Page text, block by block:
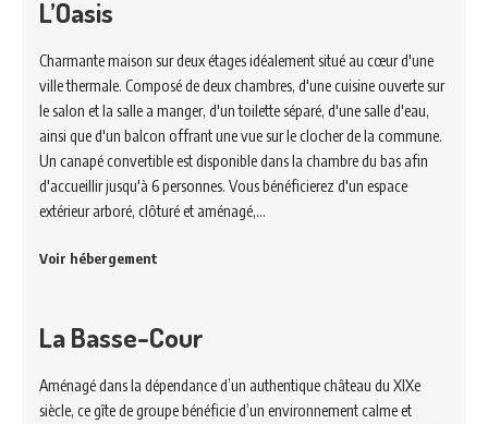
L’Oasis
Charmante maison sur deux étages idéalement situé au cœur d'une
ville thermale. Composé de deux chambres, d'une cuisine ouverte sur
le salon et la salle a manger, d'un toilette séparé, d'une salle d'eau,
ainsi que d'un balcon offrant une vue sur le clocher de la commune.
Un canapé convertible est disponible dans la chambre du bas afin
d'accueillir jusqu'à 6 personnes. Vous bénéficierez d'un espace
extérieur arboré, clôturé et aménagé,…
Voir hébergement
La Basse-Cour
Aménagé dans la dépendance d’un authentique château du XIXe
siècle, ce gîte de groupe bénéficie d’un environnement calme et